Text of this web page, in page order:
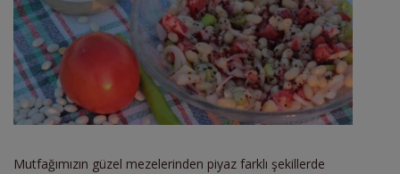
Mutfağımızın güzel mezelerinden piyaz farklı şekillerde